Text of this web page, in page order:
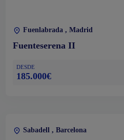
Fuenlabrada , Madrid
Fuenteserena II
DESDE
185.000€
Sabadell , Barcelona